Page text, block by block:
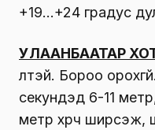
+19…+24 градус
УЛААНБААТАР
үүлтэй. Бороо
секундэд 6-11
метр хүрч